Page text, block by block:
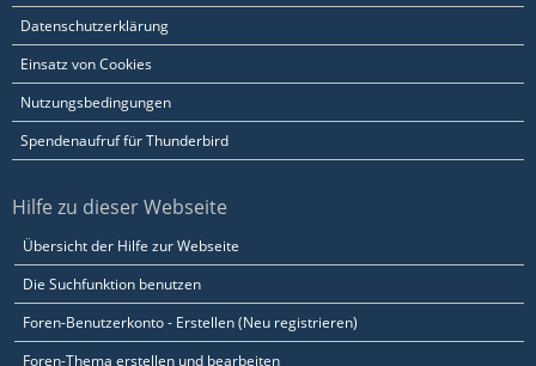
Datenschutzerklärung
Einsatz von Cookies
Nutzungsbedingungen
Spendenaufruf für Thunderbird
Hilfe zu dieser Webseite
Übersicht der Hilfe zur Webseite
Die Suchfunktion benutzen
Foren-Benutzerkonto - Erstellen (Neu registrieren)
Foren-Thema erstellen und bearbeiten